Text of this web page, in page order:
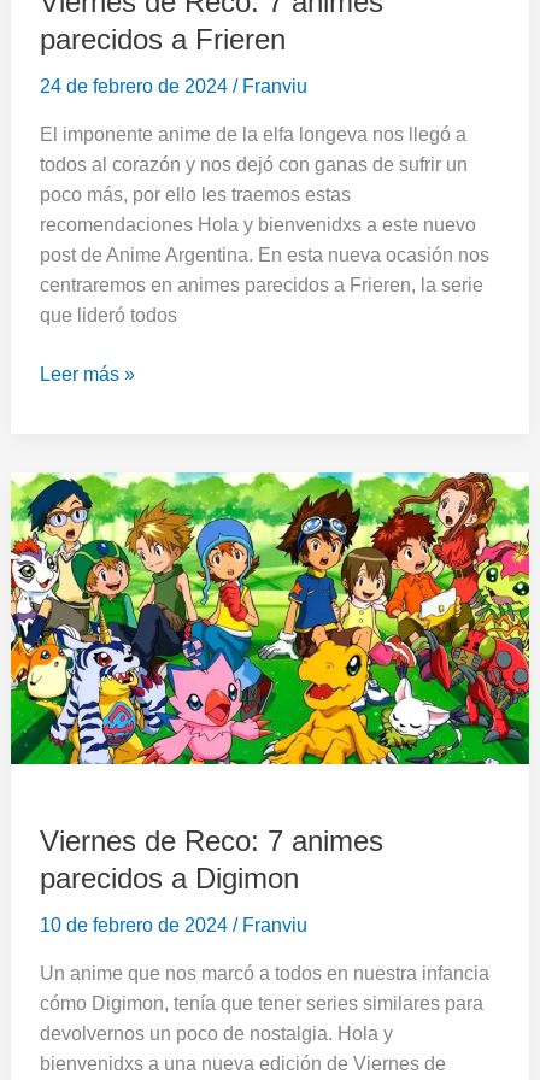
parecidos a Frieren
24 de febrero de 2024 / Franviu
El imponente anime de la elfa longeva nos llegó a
todos al corazón y nos dejó con ganas de sufrir un
poco más, por ello les traemos estas
recomendaciones Hola y bienvenidxs a este nuevo
post de Anime Argentina. En esta nueva ocasión nos
centraremos en animes parecidos a Frieren, la serie
que lideró todos
Leer más »
Viernes de Reco: 7 animes
parecidos a Digimon
10 de febrero de 2024 / Franviu
Un anime que nos marcó a todos en nuestra infancia
cómo Digimon, tenía que tener series similares para
devolvernos un poco de nostalgia. Hola y
bienvenidxs a una nueva edición de Viernes de
Viernes
de
Reco:
7
animes
parecidos
a
Digimon